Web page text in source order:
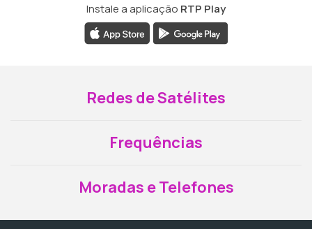
Instale a aplicação RTP Play
Redes de Satélites
Frequências
Moradas e Telefones